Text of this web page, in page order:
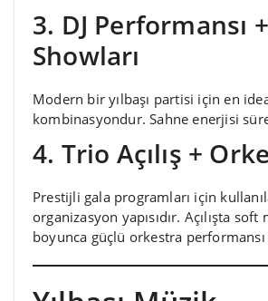
3. DJ Performansı
Showları
Modern bir yılbaşı partisi için en
kombinasyondur. Sahne enerjisi
4. Trio Açılış +
Prestijli gala programları için
organizasyon yapısıdır. Açılışta soft
boyunca güçlü orkestra